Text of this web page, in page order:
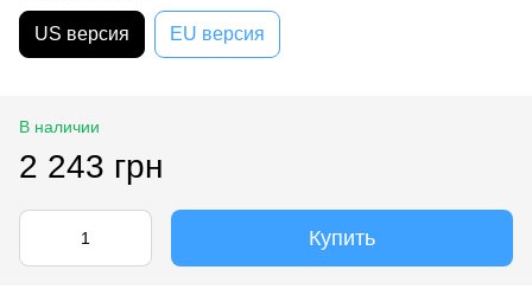
US версия EU версия
В наличии
2 243 грн
Купить